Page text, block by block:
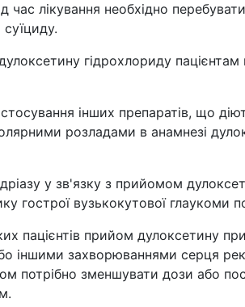
лікування необхідно
гідрохлориду пацієнтам
інших препаратів, що
розладами в анамнезі
у зв'язку з прийомом
гострої вузькокутової глаукоми
пацієнтів прийом дулоксетину
іншими захворюваннями серця
потрібно зменшувати дози або